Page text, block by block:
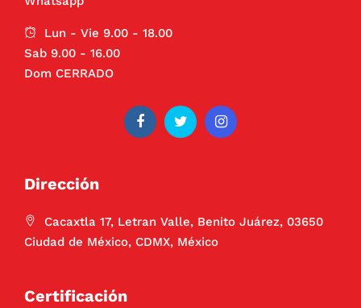
Lun - Vie 9.00 - 18.00
Sab 9.00 - 16.00
Dom CERRADO
Dirección
Cacaxtla 17, Letran Valle, Benito Juárez, 03650
Ciudad de México, CDMX, México
Certificación